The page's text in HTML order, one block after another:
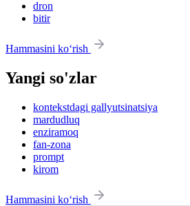
dron
bitir
Hammasini ko‘rish
Yangi so'zlar
kontekstdagi gallyutsinatsiya
mardudluq
enziramoq
fan-zona
prompt
kirom
Hammasini ko‘rish